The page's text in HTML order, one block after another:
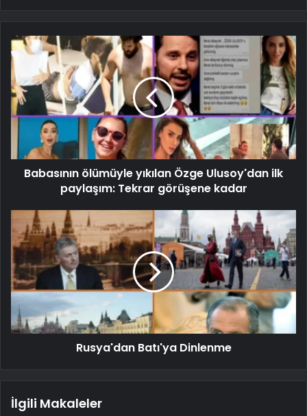
Babasının ölümüyle yıkılan Özge Ulusoy'dan ilk
paylaşım: Tekrar görüşene kadar
Rusya'dan Batı'ya Dinlenme
İlgili Makaleler